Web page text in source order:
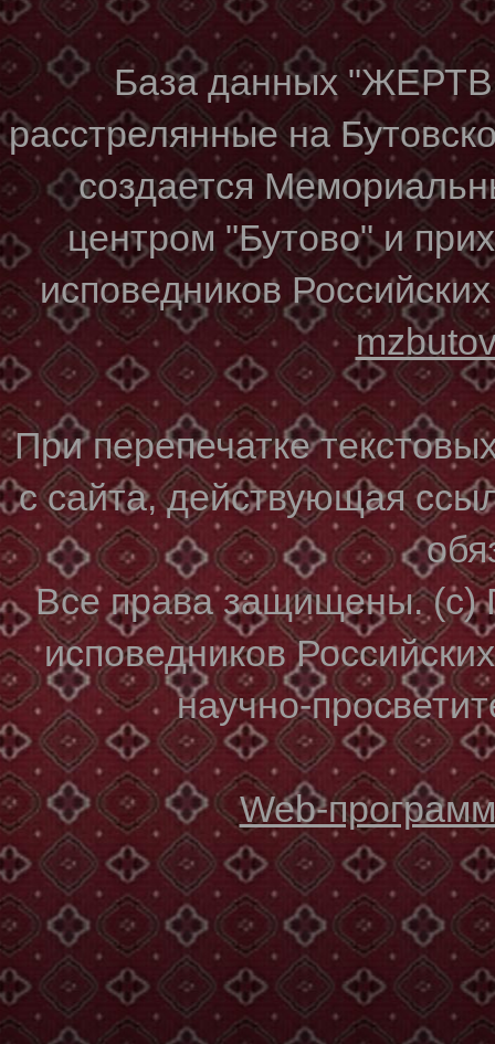
База данных
расстрелянные на
создается
центром "Бутово" и
исповедников
При перепечатке
с сайта, действующая
Все права защищены. (с)
исповедников
научно-
Web-